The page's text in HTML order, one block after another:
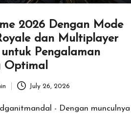
2026 Dengan Mode
dan Multiplayer
untuk Pengalaman
Optimal
July 26, 2026
- Dengan munculnya